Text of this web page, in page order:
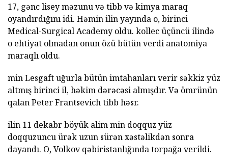
17, gənc lisey məzunu və tibb və kimya maraq
oyandırdığını idi. Həmin ilin yayında o, birinci
Medical-Surgical Academy oldu. kollec üçüncü ilində
o ehtiyat olmadan onun özü bütün verdi anatomiya
maraqlı oldu.
min Lesgaft uğurla bütün imtahanları verir səkkiz yüz
altmış birinci il, həkim dərəcəsi almışdır. Və ömrünün
qalan Peter Frantsevich tibb həsr.
ilin 11 dekabr böyük alim min doqquz yüz
doqquzuncu ürək uzun sürən xəstəlikdən sonra
dayandı. O, Volkov qəbiristanlığında torpağa verildi.